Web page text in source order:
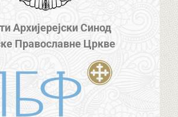
Архијерејски Синод
Православне Цркве